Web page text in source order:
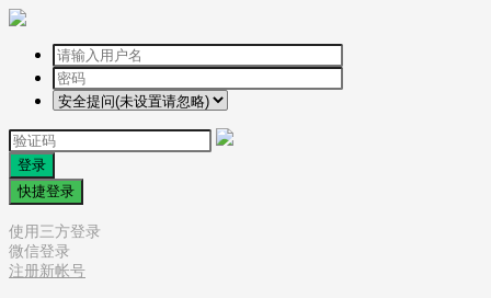
登录
快捷登录
使用三方登录
微信登录
注册新帐号